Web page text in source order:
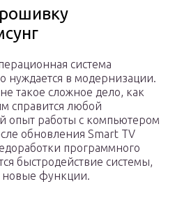
система
нуждается в модернизации.
такое сложное дело, как
справится любой
опыт работы с компьютером
обновления Smart TV
программного
быстродействие системы,
новые функции.